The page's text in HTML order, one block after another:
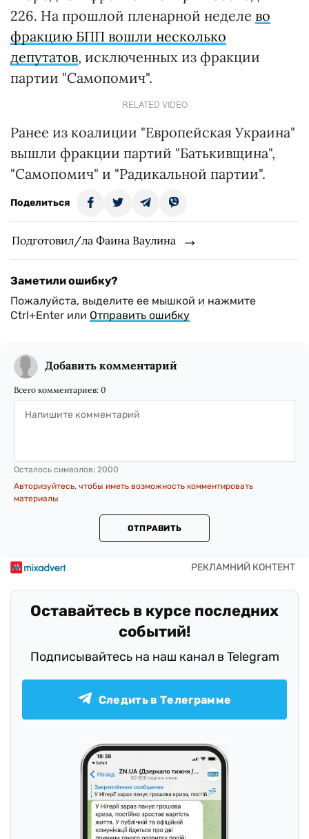
226. На прошлой пленарной неделе во
фракцию БПП вошли несколько
депутатов, исключенных из фракции
партии "Самопомич".
RELATED VIDEO
Ранее из коалиции "Европейская Украина"
вышли фракции партий "Батькивщина",
"Самопомич" и "Радикальной партии".
Поделиться
Подготовил/ла Фаина Ваулина
Заметили ошибку?
Пожалуйста, выделите ее мышкой и нажмите
Ctrl+Enter или Отправить ошибку
Добавить комментарий
Всего комментариев: 0
Осталось символов: 2000
Авторизуйтесь, чтобы иметь возможность комментировать
материалы
ОТПРАВИТЬ
Оставайтесь в курсе последних
событий!
Подписывайтесь на наш канал в Telegram
Следить в Телеграмме